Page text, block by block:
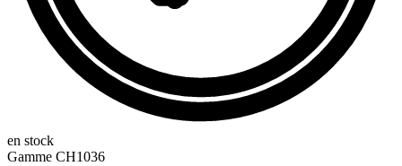
en stock
Gamme CH1036